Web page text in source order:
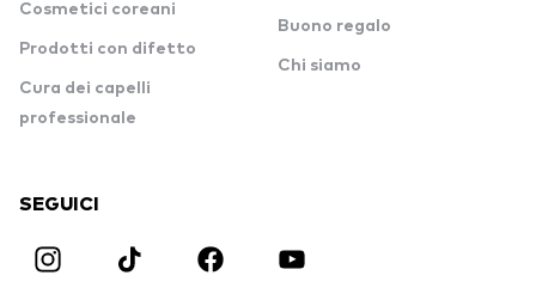
Cosmetici coreani
Prodotti con difetto
Cura dei capelli
professionale
Buono regalo
Chi siamo
SEGUICI